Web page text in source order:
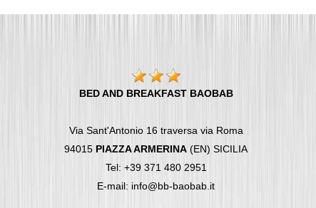
BED AND BREAKFAST BAOBAB
Via Sant'Antonio 16 traversa via Roma
94015 PIAZZA ARMERINA (EN) SICILIA
Tel: +39 371 480 2951
E-mail: info@bb-baobab.it